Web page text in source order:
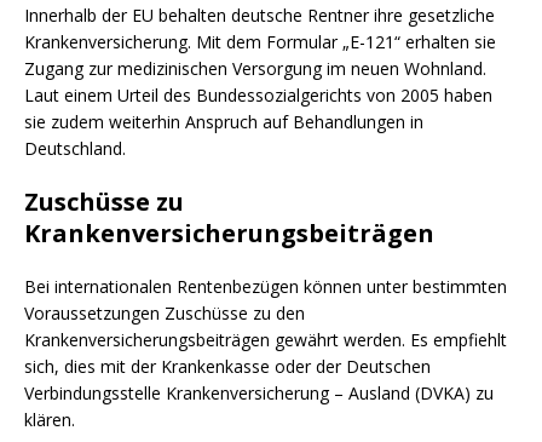
Innerhalb der EU behalten deutsche Rentner ihre gesetzliche
Krankenversicherung. Mit dem Formular „E-121“ erhalten sie
Zugang zur medizinischen Versorgung im neuen Wohnland.
Laut einem Urteil des Bundessozialgerichts von 2005 haben
sie zudem weiterhin Anspruch auf Behandlungen in
Deutschland.
Zuschüsse zu
Krankenversicherungsbeiträgen
Bei internationalen Rentenbezügen können unter bestimmten
Voraussetzungen Zuschüsse zu den
Krankenversicherungsbeiträgen gewährt werden. Es empfiehlt
sich, dies mit der Krankenkasse oder der Deutschen
Verbindungsstelle Krankenversicherung – Ausland (DVKA) zu
klären.